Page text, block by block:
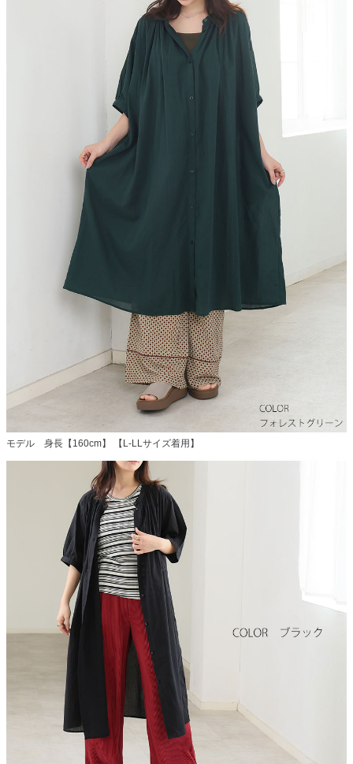
モデル 身長【160cm】 【L-LLサイズ着用】